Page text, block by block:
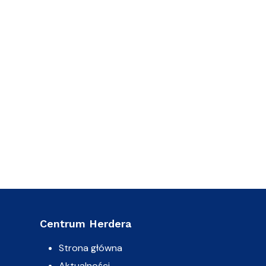
Centrum Herdera
Strona główna